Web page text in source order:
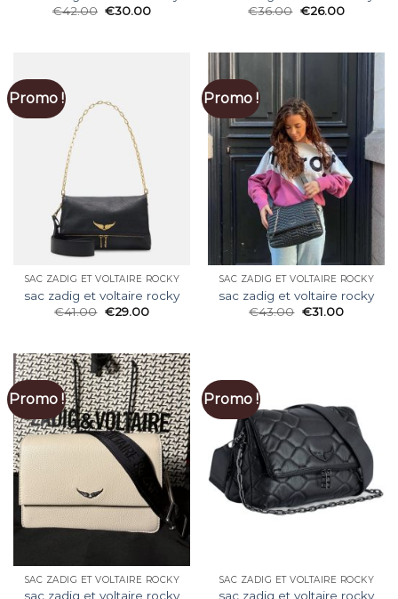
€42.00 €30.00
€36.00 €26.00
Promo !
SAC ZADIG ET VOLTAIRE ROCKY
sac zadig et voltaire rocky
€41.00 €29.00
Promo !
SAC ZADIG ET VOLTAIRE ROCKY
sac zadig et voltaire rocky
€43.00 €31.00
Promo !
SAC ZADIG ET VOLTAIRE ROCKY
sac zadig et voltaire rocky
Promo !
SAC ZADIG ET VOLTAIRE ROCKY
sac zadig et voltaire rocky